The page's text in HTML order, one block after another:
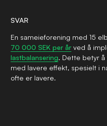
SVAR
En sameieforening med 15
70 000 SEK per år ved å
lastbalansering. Dette betyr
med lavere effekt, spesielt i
ofte er lavere.